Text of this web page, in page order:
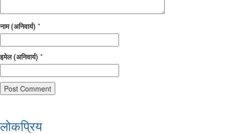
नाम (अनिवार्य) *
इमेल (अनिवार्य) *
लोकप्रिय